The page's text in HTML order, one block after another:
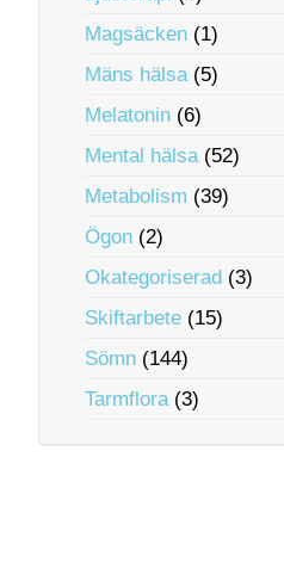
Magsäcken (1)
Mäns hälsa(5)
Melatonin (6)
Mental hälsa(52)
Metabolism (39)
Ögon (2)
Okategoriserad (3)
Skiftarbete (15)
Sömn (144)
Tarmflora(3)